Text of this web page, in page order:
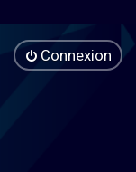
Connexion